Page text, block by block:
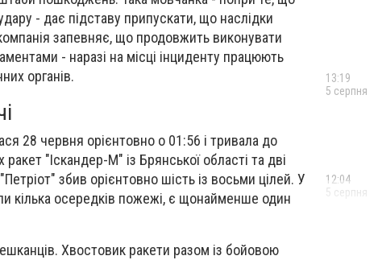
- дає підставу припускати, що наслідки
запевняє, що продовжить виконувати
- наразі на місці інциденту працюють
органів.
28 червня орієнтовно о 01:56 і тривала до
"Іскандер-М" із Брянської області та дві
збив орієнтовно шість із восьми цілей. У
кілька осередків пожежі, є щонайменше один
Хвостовик ракети разом із бойовою
13:19
5 серпня
12:04
5 серпня